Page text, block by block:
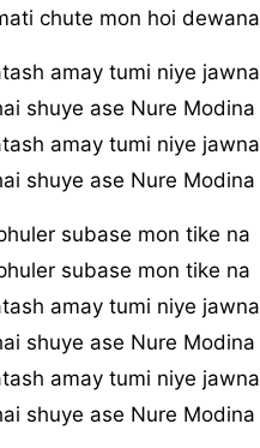
chute mon hoi dewana
amay tumi niye jawna
shuye ase Nure Modina
amay tumi niye jawna
shuye ase Nure Modina
subase mon tike na
subase mon tike na
amay tumi niye jawna
shuye ase Nure Modina
amay tumi niye jawna
shuye ase Nure Modina